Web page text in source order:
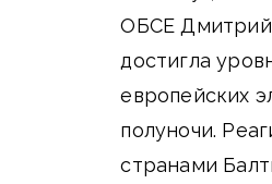
ОБСЕ Дмитрий
достигла
европейских
полуночи.
странами